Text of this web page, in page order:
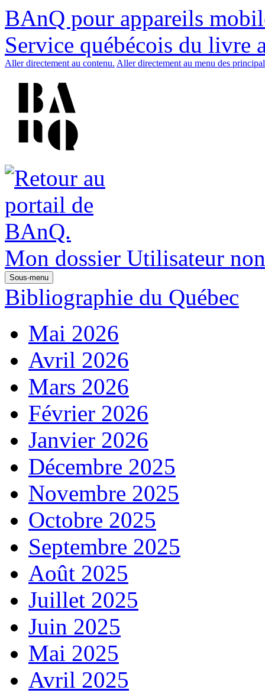
BAnQ pour appareils
Service québécois du livre
Aller directement au contenu. Aller directement au menu des
Mon dossier Utilisateur
Sous-menu
Bibliographie du Québec
Mai 2026
Avril 2026
Mars 2026
Février 2026
Janvier 2026
Décembre 2025
Novembre 2025
Octobre 2025
Septembre 2025
Août 2025
Juillet 2025
Juin 2025
Mai 2025
Avril 2025